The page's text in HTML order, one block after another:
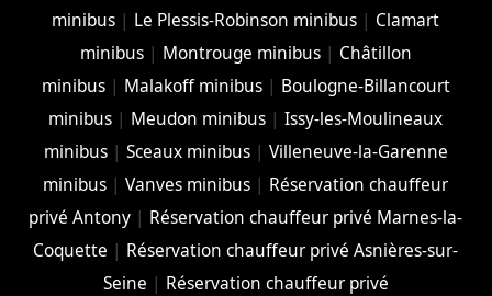
minibus | Le Plessis-Robinson minibus | Clamart
minibus| Montrouge minibus| Châtillon
minibus| Malakoff minibus| Boulogne-Billancourt
minibus | Meudon minibus |Issy-les-Moulineaux
minibus| Sceaux minibus| Villeneuve-la-Garenne
minibus |Vanves minibus | Réservation chauffeur
privé Antony | Réservation chauffeur privé Marnes-la-
Coquette | Réservation chauffeur privé Asnières-sur-
Seine | Réservation chauffeur privé